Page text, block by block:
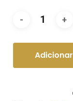
Adicionar